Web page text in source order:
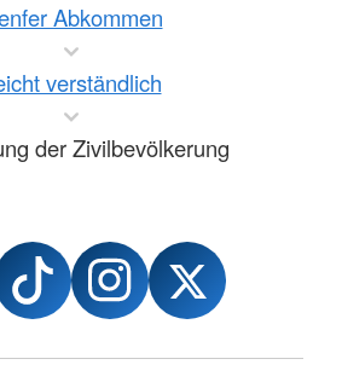
Abkommen
verständlich
der Zivilbevölkerung